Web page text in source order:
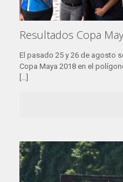
Resultados Copa
El pasado 25 y 26 de agosto
Copa Maya 2018 en el